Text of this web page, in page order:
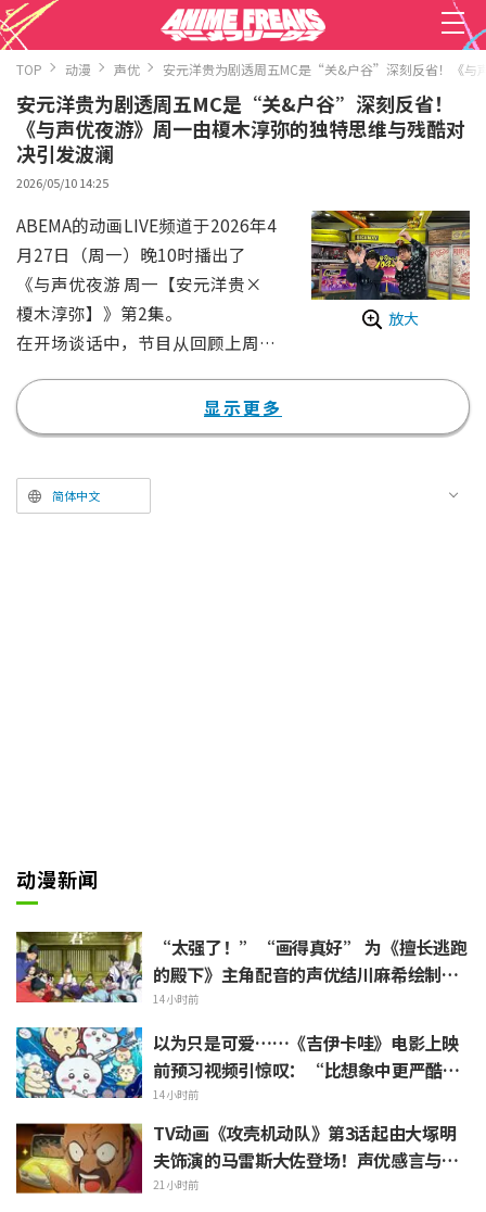
TOP 动漫 声优 安元洋贵为剧透周五MC是“关&户谷”深刻反省！《与
安元洋贵为剧透周五MC是“关&户谷”深刻反省！
《与声优夜游》周一由榎木淳弥的独特思维与残酷对
决引发波澜
2026/05/10 14:25
放大
ABEMA的动画LIVE频道于2026年4
月27日（周一）晚10时播出了
《与声优夜游 周一【安元洋贵×
榎木淳弥】》第2集。
在开场谈话中，节目从回顾上周的
一就泄露了周五MC是关智一和户
谷菊之介一事深表反省。他解释
模式多半是带新人，我忍不住就说
了一句‘请放心，户谷君会和另一
显示更多
简体中文
动漫新闻
“太强了！”“画得真好” 为《擅长逃跑
的殿下》主角配音的声优结川麻希绘制的
第13话ED插画引发赞叹
14小时前
以为只是可爱……《吉伊卡哇》电影上映
前预习视频引惊叹：“比想象中更严酷”
“全是关于打工的话题”的反差感
14小时前
TV动画《攻壳机动队》第3话起由大塚明
夫饰演的马雷斯大佐登场！声优感言与片
尾插画公开
21小时前